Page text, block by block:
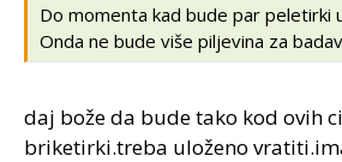
Do momenta kad bude par peletirki
Onda ne bude više piljevina za
daj bože da bude tako kod ovih
briketirki.treba uloženo